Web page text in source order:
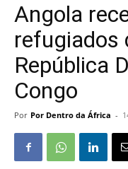
Angola
refugiados
República
Congo
Por Por Dentro da África -